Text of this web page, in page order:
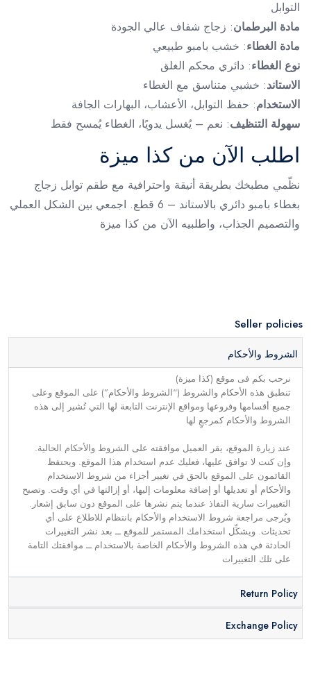
التوابل
مادة البرطمان: زجاج شفاف عالي الجودة
مادة الغطاء: خشب بامبو طبيعي
نوع الغطاء: دائري محكم الغلق
الاستاند: خشبي متناسق مع الغطاء
الاستخدام: حفظ التوابل، الأعشاب، البهارات الجافة
سهولة التنظيف: نعم – يُغسل يدويًا، الغطاء يُمسح فقط
اطلب الآن من كذا ميزة
نظّمي مطبخك بطريقة أنيقة واحترافية مع طقم توابل زجاج
بغطاء بامبو دائري بالاستاند – 6 قطع. اجمعي بين الشكل العملي
والتصميم الجذاب، واطلبيه الآن من كذا ميزة
Seller policies
الشروط والأحكام
نرحب بكم فى موقع (كذا ميزة)
تنطبق هذه الأحكام والشروط (“الشروط والأحكام”) على الموقع وعلى
جميع أقسامها وفروعها ومواقع الإنترنت التابعة لها التي تُشير إلى هذه
الشروط والأحكام كمرجعٍ لها
عند زيارة الموقع، يقر العميل موافقته على الشروط والأحكام الحالية.
وإن كنت لا توافق عليها، فعليك عدم استخدام هذا الموقع. ويحتفظ
القائمون على الموقع بالحق في تغيير أجزاء من شروط الاستخدام
والأحكام أو تعديلها أو إضافة معلومات إليها، أو إزالتها في أي وقت. وتصبح
التغييرات سارية النفاذ عندما يتم نشرها على الموقع دون سابق إشعار.
ويُرجى مراجعة شروط الاستخدام والأحكام بانتظام للاطلاع على أي
تحديثات. ويشكِّل استخدامك المستمر للموقع ــ بعد نشر التغييرات
الحادثة في هذه الشروط والأحكام الخاصة بالاستخدام ــ موافقتك التامة
على تلك التغييرات
Return Policy
Exchange Policy